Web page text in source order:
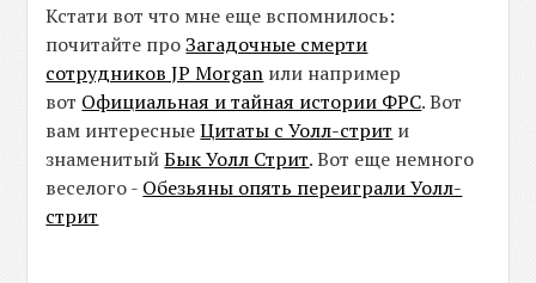
Кстати вот что мне еще вспомнилось:
почитайте проЗагадочные смерти
сотрудников JP Morgan или например
вот Официальная и тайная истории ФРС. Вот
вам интересныеЦитаты с Уолл-стрит и
знаменитыйБык Уолл Стрит. Вот еще немного
веселого - Обезьяны опять переиграли Уолл-
стрит